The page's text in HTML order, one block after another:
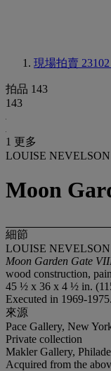
現場拍賣 23102
拍品 143
143
1 更多
LOUISE NEVELSON
Moon
細節
LOUISE NEVELSON
Moon Garden Gate
wood construction,
45 ½ x 36 x 4 ½ in.
Executed in 1969-1975.
來源
Pace Gallery, New
Private collection
Makler Gallery,
Acquired from the